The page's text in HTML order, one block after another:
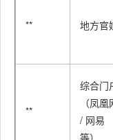
** 地方官
**
综合门
（凤凰
/ 网易
等）